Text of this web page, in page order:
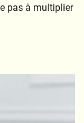
pas à multiplier